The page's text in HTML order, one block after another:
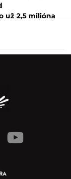
už 2,5 milióna